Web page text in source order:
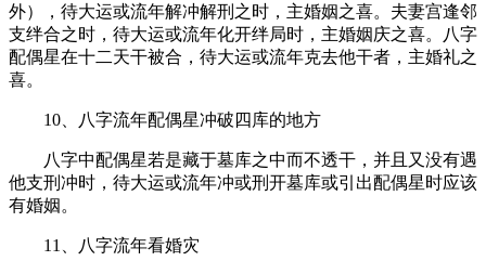
外），待大运或流年解冲解刑之时，主婚姻之喜。夫妻宫逢邻
支绊合之时，待大运或流年化开绊局时，主婚姻庆之喜。八字
配偶星在十二天干被合，待大运或流年克去他干者，主婚礼之
喜。
10、八字流年配偶星冲破四库的地方
八字中配偶星若是藏于墓库之中而不透干，并且又没有遇
他支刑冲时，待大运或流年冲或刑开墓库或引出配偶星时应该
有婚姻。
11、八字流年看婚灾